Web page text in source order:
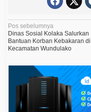
N
a
v
i
Pos sebelumnya
Dinas Sosial Kolaka Salurkan
Bantuan Korban Kebakaran di
Kecamatan Wundulako